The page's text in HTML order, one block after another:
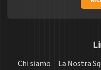
Chi siamo La Nostra